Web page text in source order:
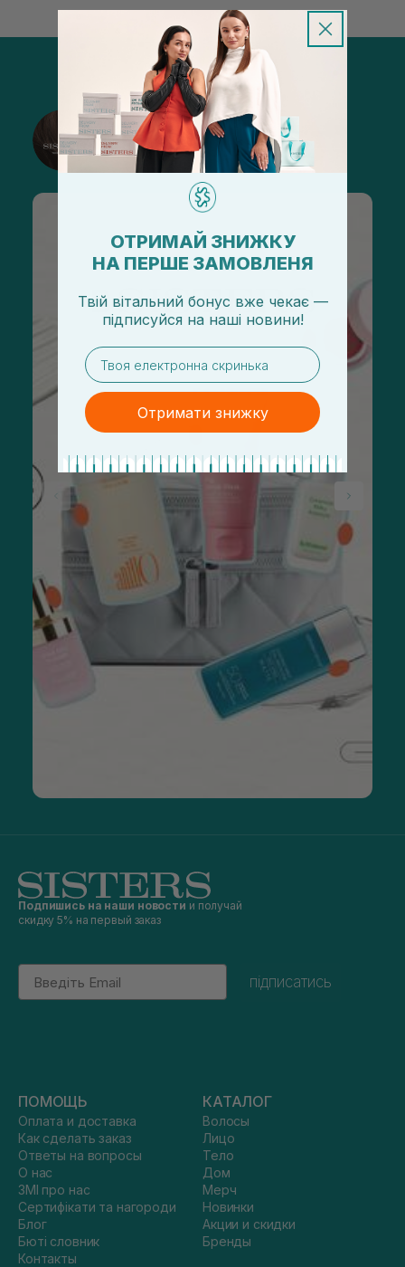
@sisters_stelmakh в Instagram
Подписаться
Подпишись на наши новости и получай
скидку 5% на первый заказ
Email
підписатись
ПОМОЩЬ
Оплата и доставка
Как сделать заказ
Ответы на вопросы
О нас
ЗМІ про нас
Сертифікати та нагороди
Блог
Бюті словник
Контакты
КАТАЛОГ
Волосы
Лицо
Тело
Дом
Мерч
Новинки
Акции и скидки
Бренды
ОТРИМАЙ ЗНИЖКУ
НА ПЕРШЕ ЗАМОВЛЕНЯ
Твій вітальний бонус вже чекає —
підписуйся на наші новини!
email
Отримати знижку